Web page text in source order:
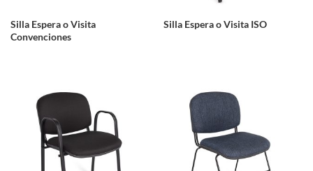
Silla Espera o Visita
Convenciones
Silla Espera o Visita ISO